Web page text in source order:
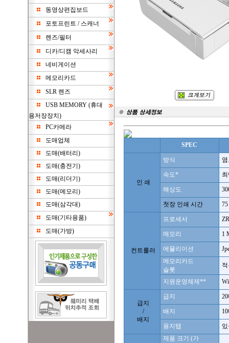
동영상편집보드
포토프린트 / 스캐너
렌즈/필터
디카/디캠 악세사리
네비게이션
메모리카드
SLR 렌즈
USB MEMORY (휴대
용저장장치)
PC카메라
도매업체
도매(배터리)
도매(충전기)
도매(리더기)
도매(메모리)
도매(삼각대)
도매(기타용품)
도매(가방)
SPEC
인 쇄
방식
속도*
해상도
첫장 인쇄 시간
컨트롤러
프로세서
메모리 1
에뮬리이션
메모리카드
슬롯
지원운영체제 **
급지
/
배지
급지
배지
용지탭
제품 크기 (가